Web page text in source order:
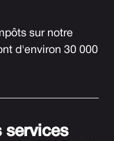
sur notre
d'environ 30 000
services